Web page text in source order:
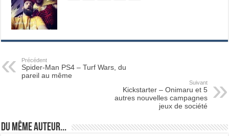
Précédent
Spider-Man PS4 – Turf Wars, du
pareil au même
Suivant
Kickstarter – Onimaru et 5
autres nouvelles campagnes
jeux de société
Du même auteur...